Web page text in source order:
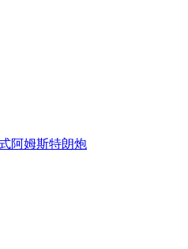
阿姆斯特朗炮